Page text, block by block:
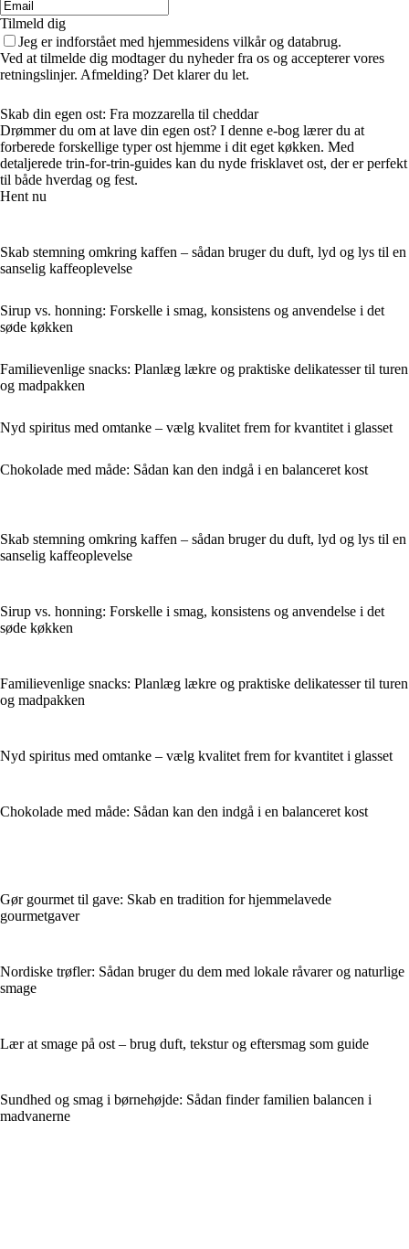
Tilmeld dig
Jeg er indforstået med hjemmesidens vilkår og databrug.
Ved at tilmelde dig modtager du nyheder fra os og accepterer vores
retningslinjer. Afmelding? Det klarer du let.
Skab din egen ost: Fra mozzarella til cheddar
Drømmer du om at lave din egen ost? I denne e-bog lærer du at
forberede forskellige typer ost hjemme i dit eget køkken. Med
detaljerede trin-for-trin-guides kan du nyde frisklavet ost, der er perfekt
til både hverdag og fest.
Hent nu
Skab stemning omkring kaffen – sådan bruger du duft, lyd og lys til en
sanselig kaffeoplevelse
Sirup vs. honning: Forskelle i smag, konsistens og anvendelse i det
søde køkken
Familievenlige snacks: Planlæg lækre og praktiske delikatesser til turen
og madpakken
Nyd spiritus med omtanke – vælg kvalitet frem for kvantitet i glasset
Chokolade med måde: Sådan kan den indgå i en balanceret kost
Skab stemning omkring kaffen – sådan bruger du duft, lyd og lys til en
sanselig kaffeoplevelse
Sirup vs. honning: Forskelle i smag, konsistens og anvendelse i det
søde køkken
Familievenlige snacks: Planlæg lækre og praktiske delikatesser til turen
og madpakken
Nyd spiritus med omtanke – vælg kvalitet frem for kvantitet i glasset
Chokolade med måde: Sådan kan den indgå i en balanceret kost
Gør gourmet til gave: Skab en tradition for hjemmelavede
gourmetgaver
Nordiske trøfler: Sådan bruger du dem med lokale råvarer og naturlige
smage
Lær at smage på ost – brug duft, tekstur og eftersmag som guide
Sundhed og smag i børnehøjde: Sådan finder familien balancen i
madvanerne